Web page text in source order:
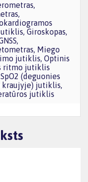
Giroskopas,
Miego
jutiklis, Optinis
ritmo jutiklis
SpO2 (deguonies
kraujyje) jutiklis,
jutiklis